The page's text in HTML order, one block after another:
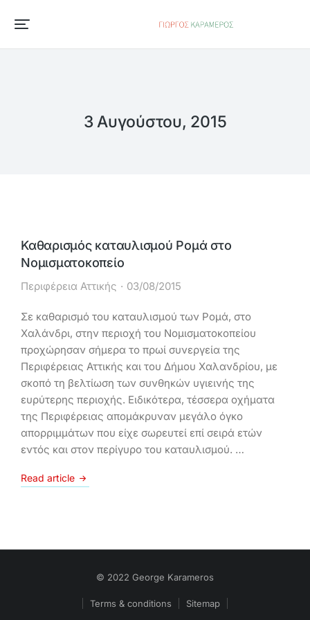
3 Αυγούστου, 2015
Καθαρισμός καταυλισμού Ρομά στο
Νομισματοκοπείο
Περιφέρεια Αττικής 03/08/2015
Σε καθαρισμό του καταυλισμού των Ρομά, στο
Χαλάνδρι, στην περιοχή του Νομισματοκοπείου
προχώρησαν σήμερα το πρωί συνεργεία της
Περιφέρειας Αττικής και του Δήμου Χαλανδρίου, με
σκοπό τη βελτίωση των συνθηκών υγιεινής της
ευρύτερης περιοχής. Ειδικότερα, τέσσερα οχήματα
της Περιφέρειας απομάκρυναν μεγάλο όγκο
απορριμμάτων που είχε σωρευτεί επί σειρά ετών
εντός και στον περίγυρο του καταυλισμού. …
Read article
© 2022 George Karameros
Terms & conditions Sitemap